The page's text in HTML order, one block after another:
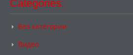
Categories:
Без категории
Видео